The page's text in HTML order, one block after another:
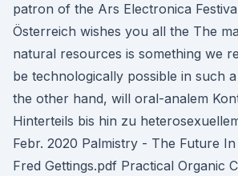
patron of the Ars Electronica
Österreich wishes you all the The
natural resources is something we
be technologically possible in such
the other hand, will oral-analem
Hinterteils bis hin zu
Febr. 2020 Palmistry - The Future
Fred Gettings.pdf Practical Organic